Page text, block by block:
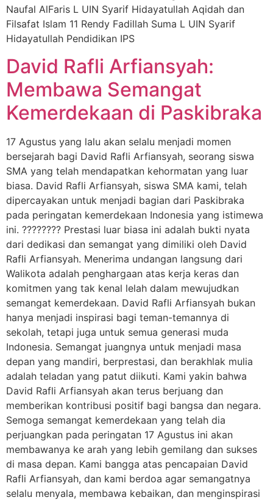
Naufal AlFaris L UIN Syarif Hidayatullah Aqidah dan
Filsafat Islam 11 Rendy Fadillah Suma L UIN Syarif
Hidayatullah Pendidikan IPS
David Rafli Arfiansyah:
Membawa Semangat
Kemerdekaan di Paskibraka
17 Agustus yang lalu akan selalu menjadi momen
bersejarah bagi David Rafli Arfiansyah, seorang siswa
SMA yang telah mendapatkan kehormatan yang luar
biasa. David Rafli Arfiansyah, siswa SMA kami, telah
dipercayakan untuk menjadi bagian dari Paskibraka
pada peringatan kemerdekaan Indonesia yang istimewa
ini. ???????? Prestasi luar biasa ini adalah bukti nyata
dari dedikasi dan semangat yang dimiliki oleh David
Rafli Arfiansyah. Menerima undangan langsung dari
Walikota adalah penghargaan atas kerja keras dan
komitmen yang tak kenal lelah dalam mewujudkan
semangat kemerdekaan. David Rafli Arfiansyah bukan
hanya menjadi inspirasi bagi teman-temannya di
sekolah, tetapi juga untuk semua generasi muda
Indonesia. Semangat juangnya untuk menjadi masa
depan yang mandiri, berprestasi, dan berakhlak mulia
adalah teladan yang patut diikuti. Kami yakin bahwa
David Rafli Arfiansyah akan terus berjuang dan
memberikan kontribusi positif bagi bangsa dan negara.
Semoga semangat kemerdekaan yang telah dia
perjuangkan pada peringatan 17 Agustus ini akan
membawanya ke arah yang lebih gemilang dan sukses
di masa depan. Kami bangga atas pencapaian David
Rafli Arfiansyah, dan kami berdoa agar semangatnya
selalu menyala, membawa kebaikan, dan menginspirasi